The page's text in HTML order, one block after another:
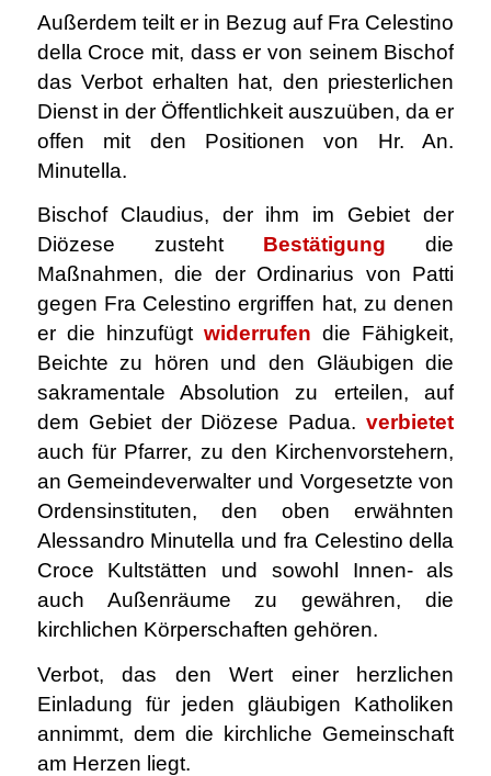
Außerdem teilt er in Bezug auf Fra Celestino
della Croce mit, dass er von seinem Bischof
das Verbot erhalten hat, den priesterlichen
Dienst in der Öffentlichkeit auszuüben, da er
offen mit den Positionen von Hr. An.
Minutella.
Bischof Claudius, der ihm im Gebiet der
Diözese zusteht Bestätigung die
Maßnahmen, die der Ordinarius von Patti
gegen Fra Celestino ergriffen hat, zu denen
er die hinzufügtwiderrufen die Fähigkeit,
Beichte zu hören und den Gläubigen die
sakramentale Absolution zu erteilen, auf
dem Gebiet der Diözese Padua.verbietet
auch für Pfarrer, zu den Kirchenvorstehern,
an Gemeindeverwalter und Vorgesetzte von
Ordensinstituten, den oben erwähnten
Alessandro Minutella und fra Celestino della
Croce Kultstätten und sowohl Innen- als
auch Außenräume zu gewähren, die
kirchlichen Körperschaften gehören.
Verbot, das den Wert einer herzlichen
Einladung für jeden gläubigen Katholiken
annimmt, dem die kirchliche Gemeinschaft
am Herzen liegt.